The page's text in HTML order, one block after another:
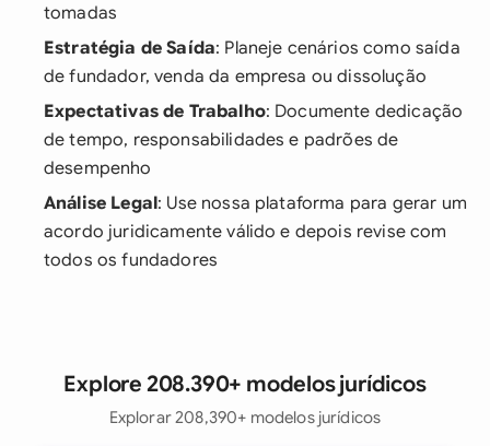
tomadas
Estratégia de Saída: Planeje cenários como saída
de fundador, venda da empresa ou dissolução
Expectativas de Trabalho: Documente dedicação
de tempo, responsabilidades e padrões de
desempenho
Análise Legal: Use nossa plataforma para gerar um
acordo juridicamente válido e depois revise com
todos os fundadores
Explore 208.390+ modelos jurídicos
Explorar 208,390+ modelos jurídicos